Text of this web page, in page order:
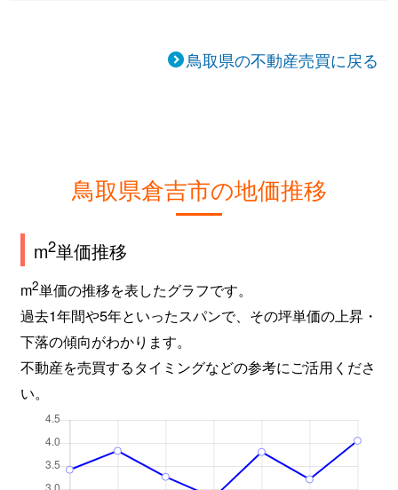
鳥取県の不動産売買に戻る
鳥取県倉吉市の地価推移
m2単価推移
m2単価の推移を表したグラフです。
過去1年間や5年といったスパンで、その坪単価の上昇・
下落の傾向がわかります。
不動産を売買するタイミングなどの参考にご活用くださ
い。